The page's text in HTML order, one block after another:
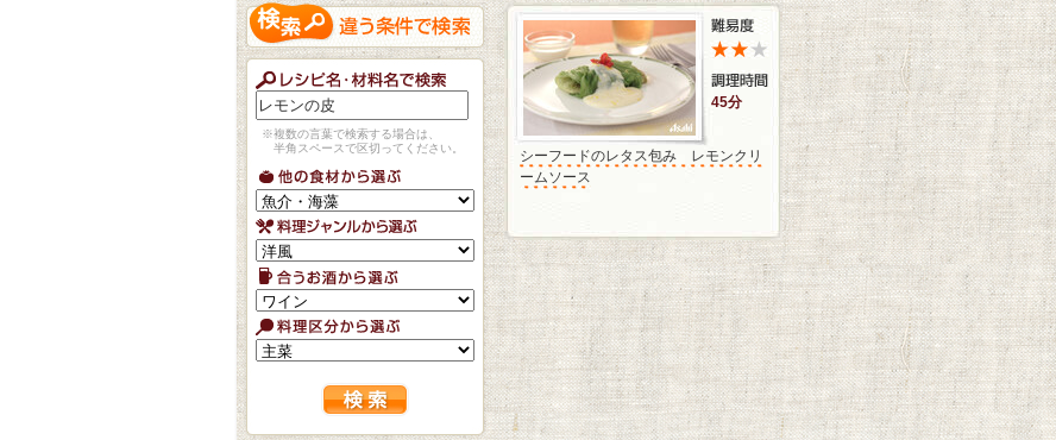
※複数の言葉で検索する場合は、
半角スペースで区切ってください。
45分
シーフードのレタス包み レモンクリ
ームソース